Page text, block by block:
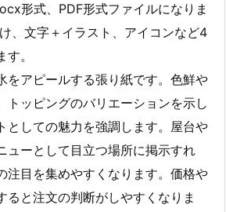
形式、PDF形式ファイルになりま
、文字＋イラスト、アイコンなど4
。
をアピールする張り紙です。色鮮や
トッピングのバリエーションを示し
としての魅力を強調します。屋台や
ューとして目立つ場所に掲示すれ
注目を集めやすくなります。価格や
ると注文の判断がしやすくなりま